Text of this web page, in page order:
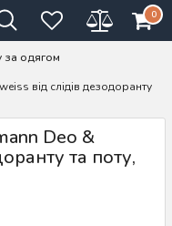
0
за одягом
від слідів дезодоранту
Deo &
та поту,